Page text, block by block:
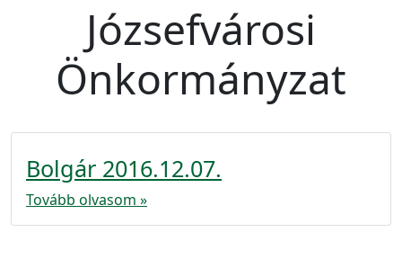
Józsefvárosi
Önkormányzat
Bolgár 2016.12.07.
Tovább olvasom »